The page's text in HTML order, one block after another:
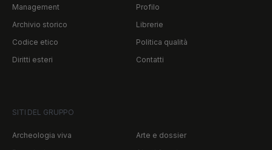
Management
Profilo
Archivio storico
Librerie
Codice etico
Politica qualità
Diritti esteri
Contatti
SITI DEL GRUPPO
Archeologia viva
Arte e dossier